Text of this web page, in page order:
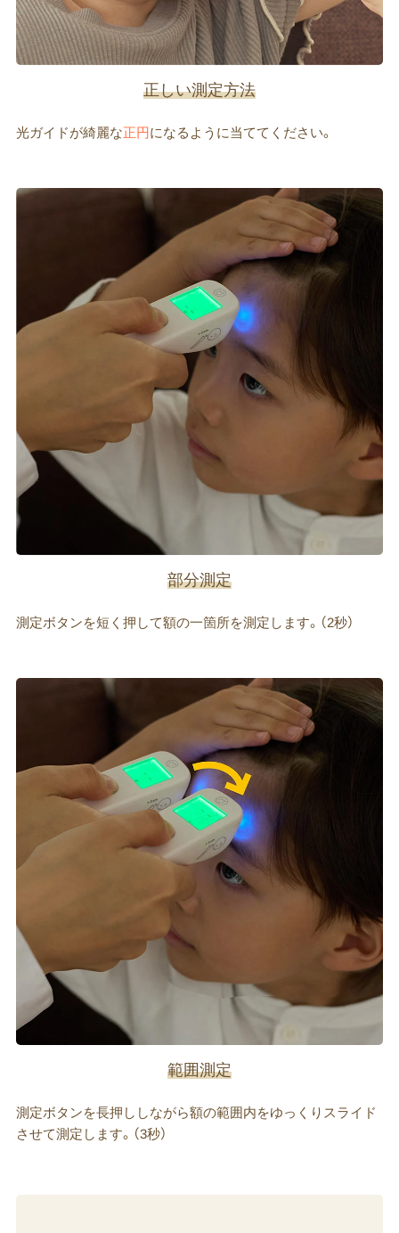
正しい測定方法
光ガイドが綺麗な正円になるように当ててください。
部分測定
測定ボタンを短く押して額の一箇所を測定します。（2秒）
範囲測定
測定ボタンを長押ししながら額の範囲内をゆっくりスライド
させて測定します。（3秒）